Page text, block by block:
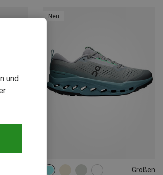
Neu
Größen
und